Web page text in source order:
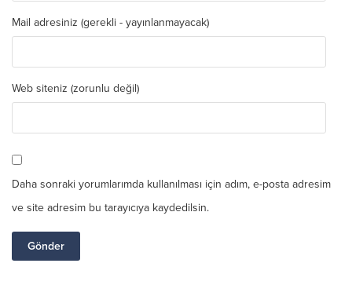
Mail adresiniz (gerekli - yayınlanmayacak)
Web siteniz (zorunlu değil)
Daha sonraki yorumlarımda kullanılması için adım, e-posta adresim
ve site adresim bu tarayıcıya kaydedilsin.